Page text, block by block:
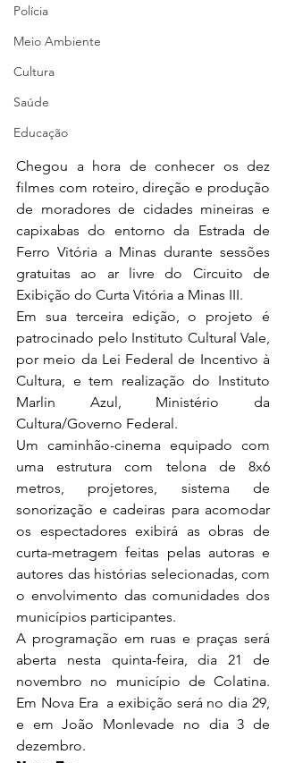
Polícia
Meio Ambiente
Cultura
Saúde
Educação
Chegou a hora de conhecer os dez
filmes com roteiro, direção e produção
de moradores de cidades mineiras e
capixabas do entorno da Estrada de
Ferro Vitória a Minas durante sessões
gratuitas ao ar livre do Circuito de
Exibição do Curta Vitória a Minas III.
Em sua terceira edição, o projeto é
patrocinado pelo Instituto Cultural Vale,
por meio da Lei Federal de Incentivo à
Cultura, e tem realização do Instituto
Marlin Azul, Ministério da
Cultura/Governo Federal.
Um caminhão-cinema equipado com
uma estrutura com telona de 8x6
metros, projetores, sistema de
sonorização e cadeiras para acomodar
os espectadores exibirá as obras de
curta-metragem feitas pelas autoras e
autores das histórias selecionadas, com
o envolvimento das comunidades dos
municípios participantes.
A programação em ruas e praças será
aberta nesta quinta-feira, dia 21 de
novembro no município de Colatina.
Em Nova Era  a exibição será no dia 29,
e em João Monlevade no dia 3 de
dezembro.